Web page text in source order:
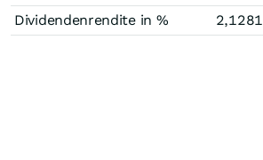
Dividendenrendite in %
2,1281